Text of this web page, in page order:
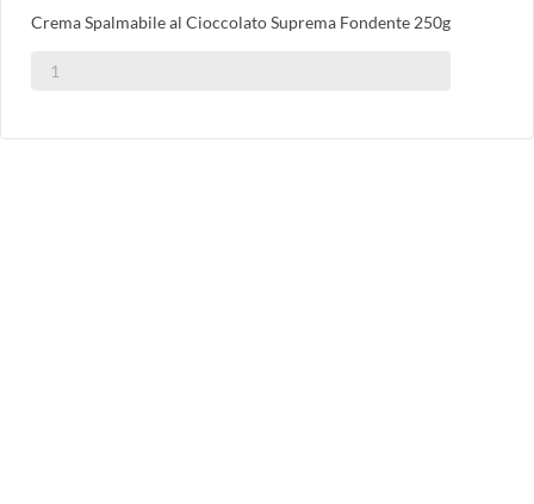
Crema Spalmabile al Cioccolato Suprema Fondente 250g